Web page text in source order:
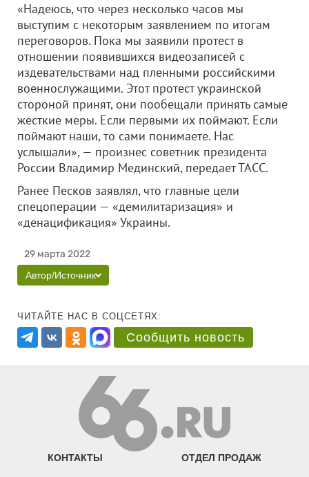
«Надеюсь, что через несколько часов мы
выступим с некоторым заявлением по итогам
переговоров. Пока мы заявили протест в
отношении появившихся видеозаписей с
издевательствами над пленными российскими
военнослужащими. Этот протест украинской
стороной принят, они пообещали принять самые
жесткие меры. Если первыми их поймают. Если
поймают наши, то сами понимаете. Нас
услышали», — произнес советник президента
России Владимир Мединский, передает ТАСС.
Ранее Песков заявлял, что главные цели
спецоперации — «демилитаризация» и
«денацификация» Украины.
29 марта 2022
Автор/Источник
ЧИТАЙТЕ НАС В СОЦСЕТЯХ:
Сообщить новость
КОНТАКТЫ ОТДЕЛ ПРОДАЖ